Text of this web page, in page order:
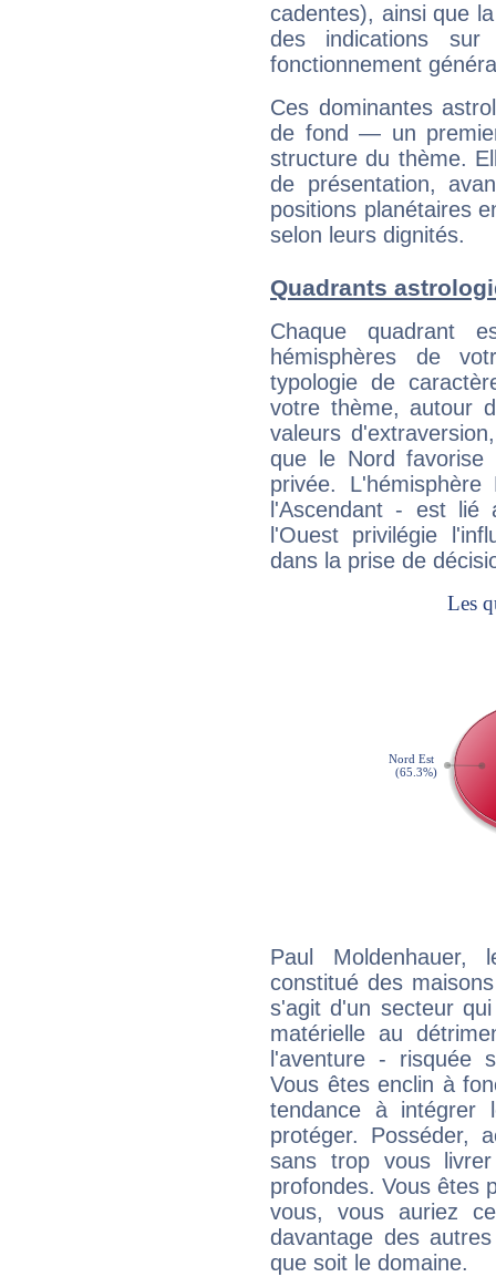
cadentes), ainsi que
des indications sur
fonctionnement
Ces dominantes
de fond — un
structure du thème.
de présentation,
positions planétaires
selon leurs dignités.
Quadrants
Chaque quadrant
hémisphères de
typologie de
votre thème, autour
valeurs
que le Nord favorise
privée.
l'Ascendant - est
l'Ouest privilégie
dans la prise de
Paul Moldenhauer,
constitué des
s'agit d'un secteur
matérielle au
l'aventure - risquée
Vous êtes enclin à
tendance à
protéger. Posséder,
sans trop vous
profondes. Vous êtes
vous, vous auriez
davantage des
que soit le domaine.